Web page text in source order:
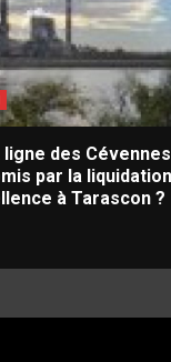
ligne des Cévennes
par la
à Tarascon ?